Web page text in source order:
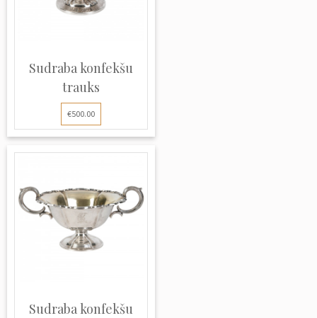
Sudraba konfekšu
trauks
€500.00
Sudraba konfekšu